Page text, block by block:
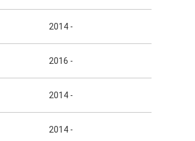
2014 -
2016 -
2014 -
2014 -